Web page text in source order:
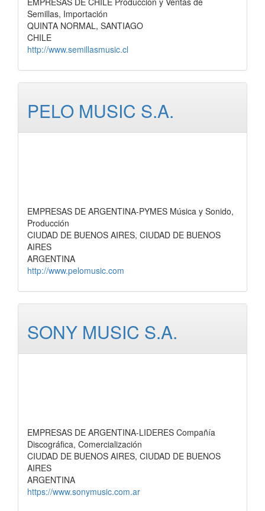
Semillas, Importación
QUINTA NORMAL, SANTIAGO
CHILE
http://www.semillasmusic.cl
PELO MUSIC S.A.
EMPRESAS DE ARGENTINA-PYMES Música y Sonido,
Producción
CIUDAD DE BUENOS AIRES, CIUDAD DE BUENOS
AIRES
ARGENTINA
http://www.pelomusic.com
SONY MUSIC S.A.
EMPRESAS DE ARGENTINA-LIDERES Compañía
Discográfica, Comercialización
CIUDAD DE BUENOS AIRES, CIUDAD DE BUENOS
AIRES
ARGENTINA
https://www.sonymusic.com.ar